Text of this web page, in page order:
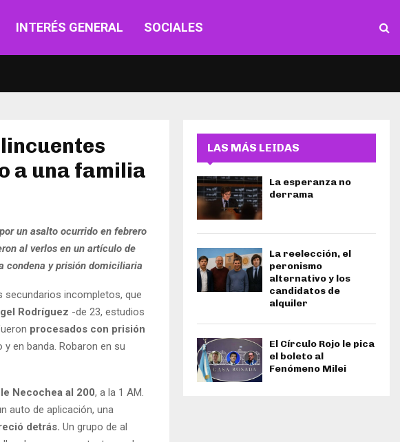
INTERÉS GENERAL SOCIALES
a una familia
un asalto ocurrido en febrero
al verlos en un artículo de
condena y prisión domiciliaria
secundarios incompletos, que
Rodríguez -de 23, estudios
procesados con prisión
y en banda. Robaron en su
Necochea al 200, a la 1 AM.
auto de aplicación, una
detrás. Un grupo de al
LAS MÁS LEIDAS
La esperanza no
derrama
La reelección, el
peronismo
alternativo y los
candidatos de
alquiler
El Círculo Rojo le pica
el boleto al
Fenómeno Milei